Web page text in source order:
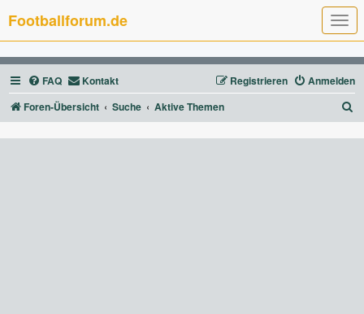
T
o
g
g
l
e
n
a
g
Footballforum.de
FAQ Kontakt Anmelden
Registrieren
Foren-Übersicht
Suche Aktive Themen
u